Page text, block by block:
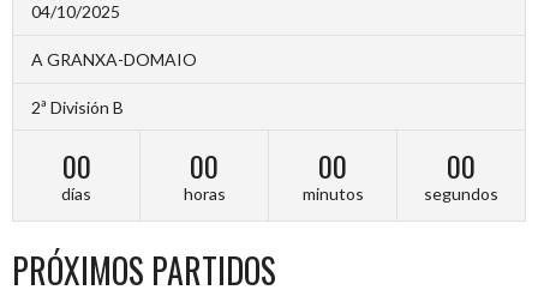
04/10/2025
A GRANXA-DOMAIO
2ª División B
00
días
00
horas
00
minutos
00
segundos
PRÓXIMOS PARTIDOS